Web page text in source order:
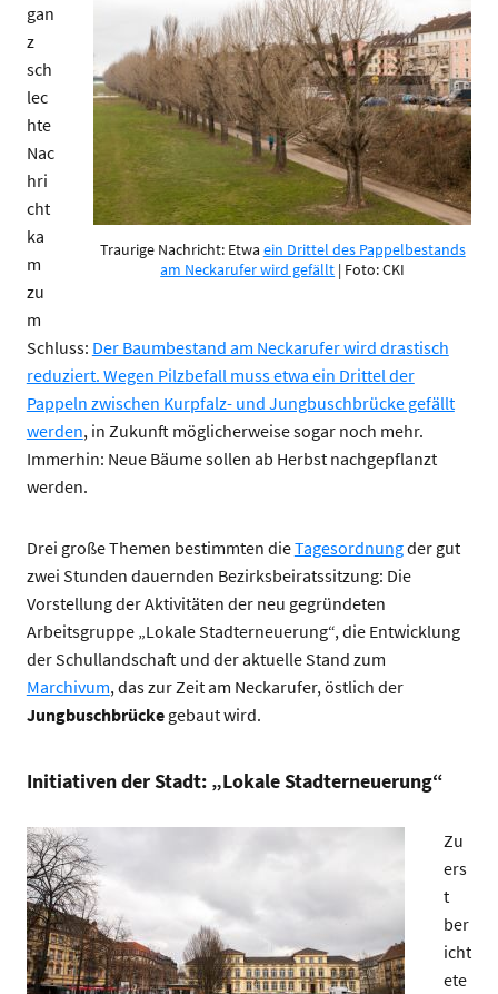
Traurige Nachricht: Etwa ein Drittel des Pappelbestands
am Neckarufer wird gefällt | Foto: CKI
gan
z
sch
lec
hte
Nac
hri
cht
ka
m
zu
m
Schluss: Der Baumbestand am Neckarufer wird drastisch
reduziert. Wegen Pilzbefall muss etwa ein Drittel der
Pappeln zwischen Kurpfalz- und Jungbuschbrücke gefällt
werden, in Zukunft möglicherweise sogar noch mehr.
Immerhin: Neue Bäume sollen ab Herbst nachgepflanzt
werden.
Drei große Themen bestimmten dieTagesordnungder gut
zwei Stunden dauernden Bezirksbeiratssitzung: Die
Vorstellung der Aktivitäten der neu gegründeten
Arbeitsgruppe „Lokale Stadterneuerung“, die Entwicklung
der Schullandschaft und der aktuelle Stand zum
Marchivum, das zur Zeit am Neckarufer, östlich der
Jungbuschbrückegebaut wird.
Initiativen der Stadt: „Lokale Stadterneuerung“
Zu
ers
t
ber
icht
ete